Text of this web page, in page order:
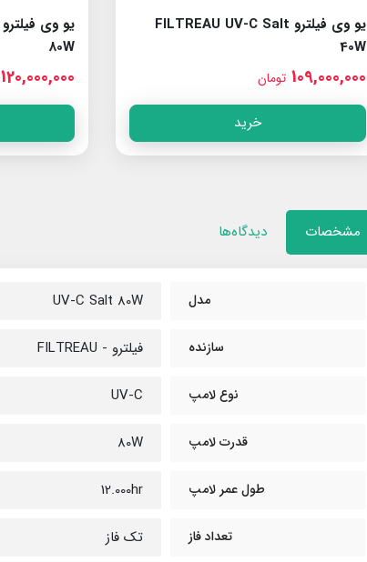
یو وی فیلترو FILTREAU UV-C Salt
40W
109,000,000 تومان
خرید
80W
120,000,000
مشخصات دیدگاه‌ها
مدل UV-C Salt 80W
سازنده فیلترو - FILTREAU
نوع لامپ UV-C
قدرت لامپ 80W
طول عمر لامپ 12.000hr
تعداد فاز تک فاز